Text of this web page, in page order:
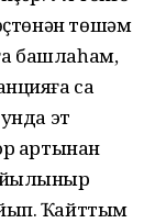
төшәм
башлаһам,
саҡ
эт
артынан
йылыныр
Ҡайттым